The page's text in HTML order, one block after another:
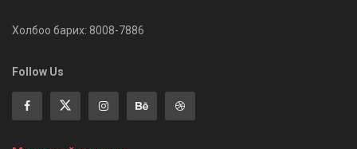
Холбоо барих: 8008-7886
Follow Us